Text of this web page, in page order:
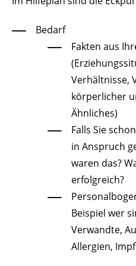
Bedarf
Fakten aus
Verhältnisse,
körperlicher
Ähnliches)
Falls Sieschon
in Anspruch
waren das?
erfolgreich?
Beispiel wer
Verwandte,
Allergien,